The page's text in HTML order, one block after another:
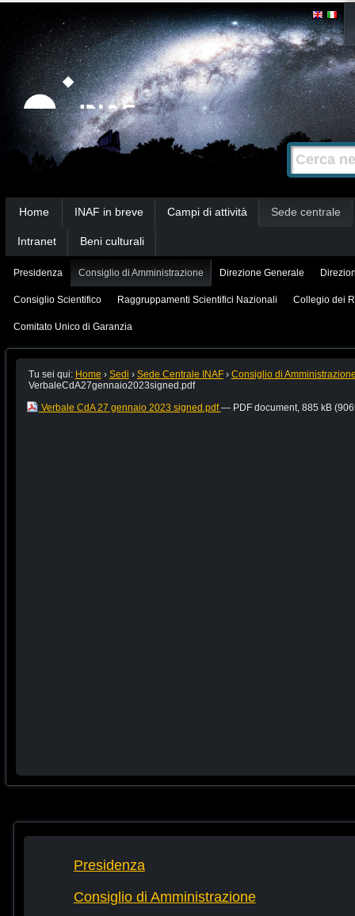
Strumenti
personali
Salta
contenuti.
|
Salta
alla
navigazione
Cerca nel
Ricerca
avanzata…
Home INAF in breve Campi di attività Sede centrale
Intranet Beni culturali
Presidenza Consiglio di Amministrazione Direzione Generale
Consiglio Scientifico Raggruppamenti Scientifici Nazionali Collegio dei
Comitato Unico di Garanzia
Tu sei qui: Home › Sedi › Sede Centrale INAF › Consiglio di
VerbaleCdA27gennaio2023signed.pdf
Verbale CdA 27 gennaio 2023 signed.pdf— PDF document, 885 kB
Presidenza
Consiglio di Amministrazione